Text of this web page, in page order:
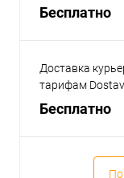
Бесплатно
Доставка
тарифам
Бесплатно